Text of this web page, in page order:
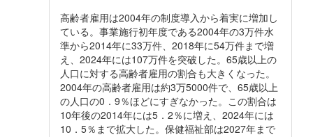
高齢者雇用は2004年の制度導入から着実に増加し
ている。事業施行初年度である2004年の3万件水
準から2014年に33万件、2018年に54万件まで増
え、2024年には107万件を突破した。65歳以上の
人口に対する高齢者雇用の割合も大きくなった。
2004年の高齢者雇用は約3万5000件で、65歳以上
の人口の0．9％ほどにすぎなかった。この割合は
10年後の2014年には5．2％に増え、2024年には
10．5％まで拡大した。保健福祉部は2027年まで